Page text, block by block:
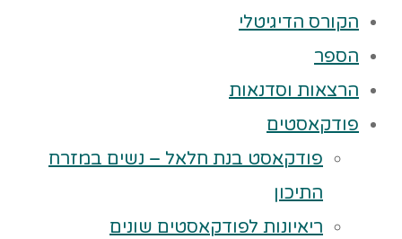
הקורס הדיגיטלי
הספר
הרצאות וסדנאות
פודקאסטים
פודקאסט בנת חלאל – נשים במזרח
התיכון
ריאיונות לפודקאסטים שונים